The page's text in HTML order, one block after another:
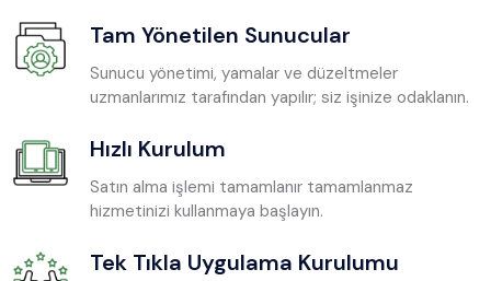
Tam Yönetilen Sunucular
Sunucu yönetimi, yamalar ve düzeltmeler
uzmanlarımız tarafından yapılır; siz işinize odaklanın.
Hızlı Kurulum
Satın alma işlemi tamamlanır tamamlanmaz
hizmetinizi kullanmaya başlayın.
Tek Tıkla Uygulama Kurulumu